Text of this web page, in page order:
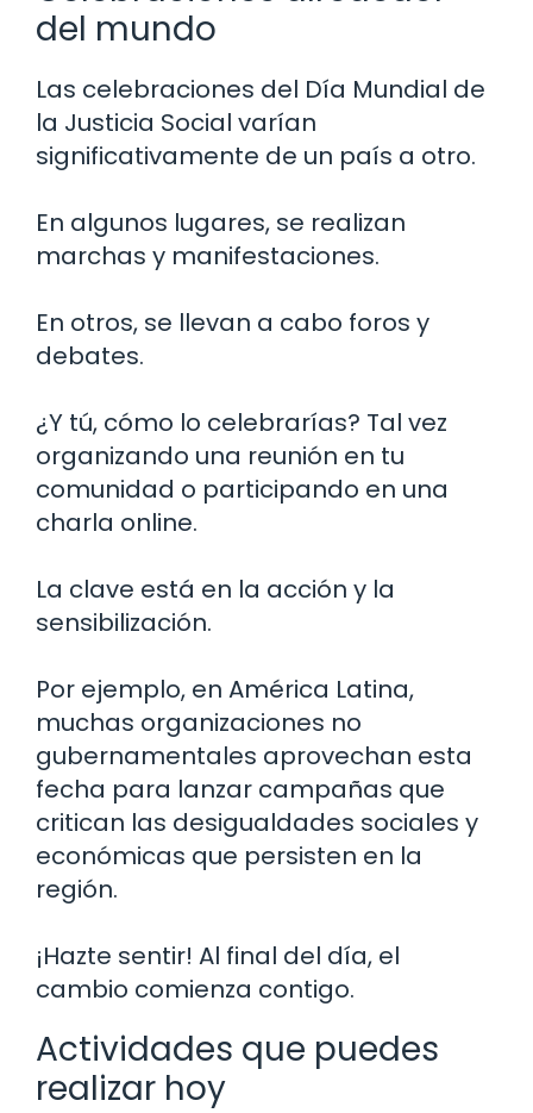
del mundo
Las celebraciones del Día Mundial de
la Justicia Social varían
significativamente de un país a otro.
En algunos lugares, se realizan
marchas y manifestaciones.
En otros, se llevan a cabo foros y
debates.
¿Y tú, cómo lo celebrarías? Tal vez
organizando una reunión en tu
comunidad o participando en una
charla online.
La clave está en la acción y la
sensibilización.
Por ejemplo, en América Latina,
muchas organizaciones no
gubernamentales aprovechan esta
fecha para lanzar campañas que
critican las desigualdades sociales y
económicas que persisten en la
región.
¡Hazte sentir! Al final del día, el
cambio comienza contigo.
Actividades que puedes
realizar hoy